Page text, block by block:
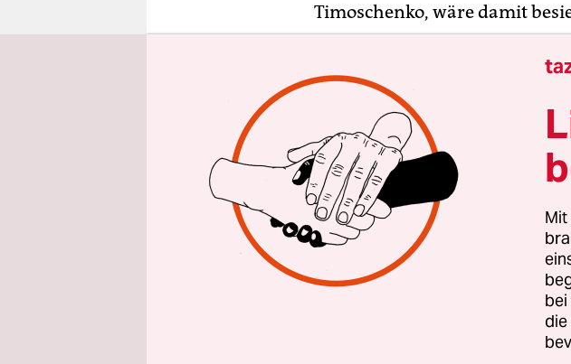
Timoschenko, wäre damit
bei